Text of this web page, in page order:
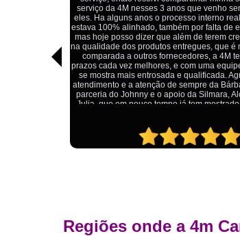
Estou extremamente satisfeito com o serviço
Eles forneceram uniformes para a
qualidade das camisetas é excelente. O
impressão está impecável, e o preço foi
considerando a alta qualidade do
atendimento foi ágil e atencioso, desde o
entrega dos uniformes. Com certeza,
Camisetas para quem procura uniformes
ótimo custo-benefício.
Regiões onde a 4m